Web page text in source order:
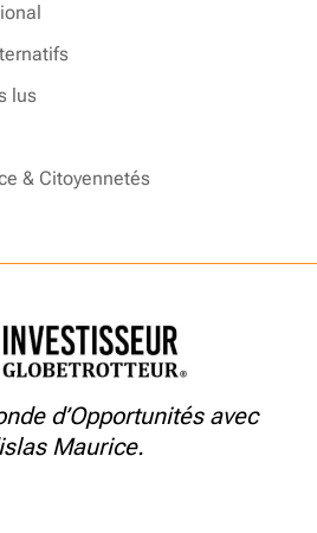
lus
& Citoyennetés
d’Opportunités avec
Maurice.